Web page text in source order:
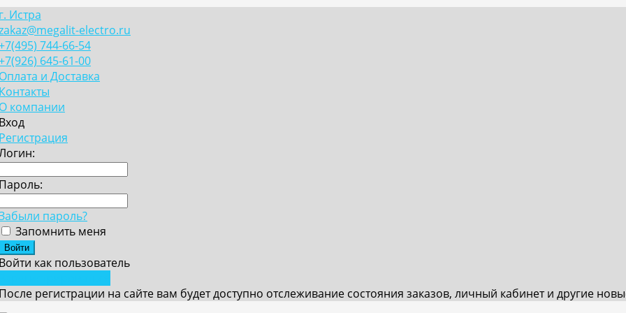
Истра
electro.ru
744-66-54
645-61-00
и Доставка
компании
пароль?
Запомнить меня
как пользователь
регистрации на сайте вам будет доступно отслеживание состояния заказов, личный кабинет и другие